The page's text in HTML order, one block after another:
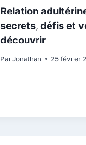
Relation
secrets, défis et
découvrir
ParJonathan 25 février